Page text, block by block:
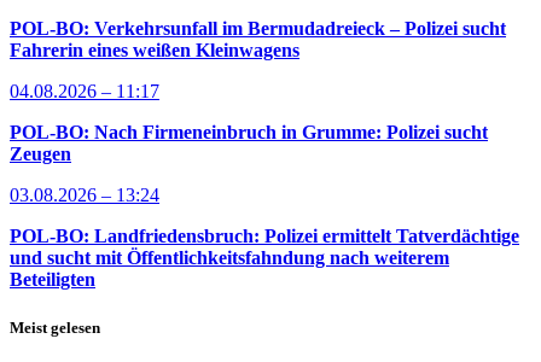
POL-BO: Verkehrsunfall im Bermudadreieck – Polizei sucht
Fahrerin eines weißen Kleinwagens
04.08.2026 – 11:17
POL-BO: Nach Firmeneinbruch in Grumme: Polizei sucht
Zeugen
03.08.2026 – 13:24
POL-BO: Landfriedensbruch: Polizei ermittelt Tatverdächtige
und sucht mit Öffentlichkeitsfahndung nach weiterem
Beteiligten
Meist gelesen